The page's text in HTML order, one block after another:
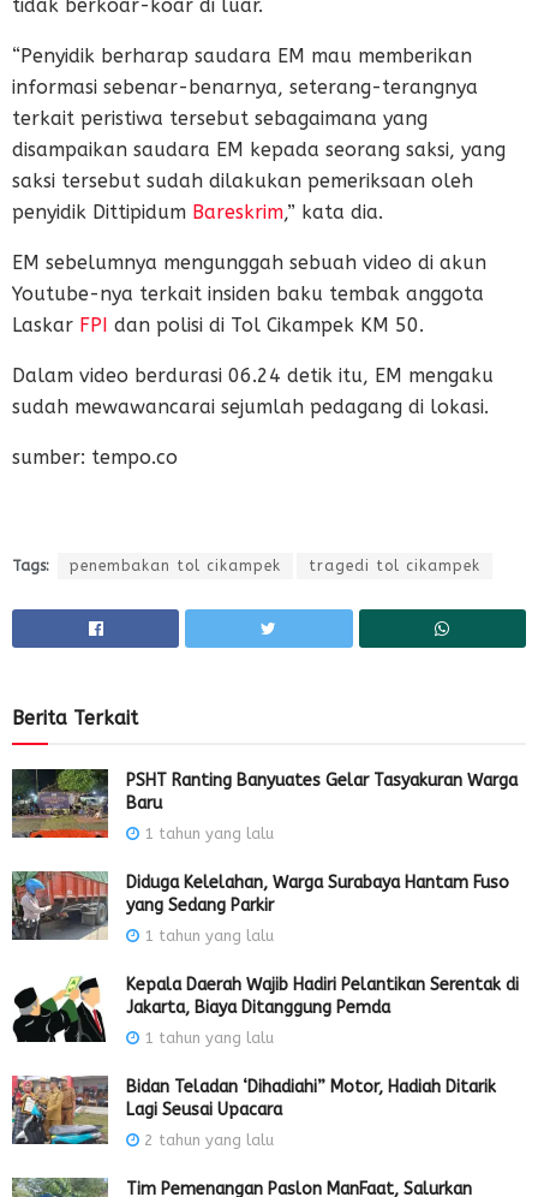
tidak berkoar-koar di luar.
“Penyidik berharap saudara EM mau memberikan
informasi sebenar-benarnya, seterang-terangnya
terkait peristiwa tersebut sebagaimana yang
disampaikan saudara EM kepada seorang saksi, yang
saksi tersebut sudah dilakukan pemeriksaan oleh
penyidik Dittipidum Bareskrim,” kata dia.
EM sebelumnya mengunggah sebuah video di akun
Youtube-nya terkait insiden baku tembak anggota
Laskar FPI dan polisi di Tol Cikampek KM 50.
Dalam video berdurasi 06.24 detik itu, EM mengaku
sudah mewawancarai sejumlah pedagang di lokasi.
sumber: tempo.co
Tags: penembakan tol cikampek tragedi tol cikampek
Berita Terkait
PSHT Ranting Banyuates Gelar Tasyakuran Warga
Baru
1 tahun yang lalu
Diduga Kelelahan, Warga Surabaya Hantam Fuso
yang Sedang Parkir
1 tahun yang lalu
Kepala Daerah Wajib Hadiri Pelantikan Serentak di
Jakarta, Biaya Ditanggung Pemda
1 tahun yang lalu
Bidan Teladan ‘Dihadiahi” Motor, Hadiah Ditarik
Lagi Seusai Upacara
2 tahun yang lalu
Tim Pemenangan Paslon ManFaat, Salurkan